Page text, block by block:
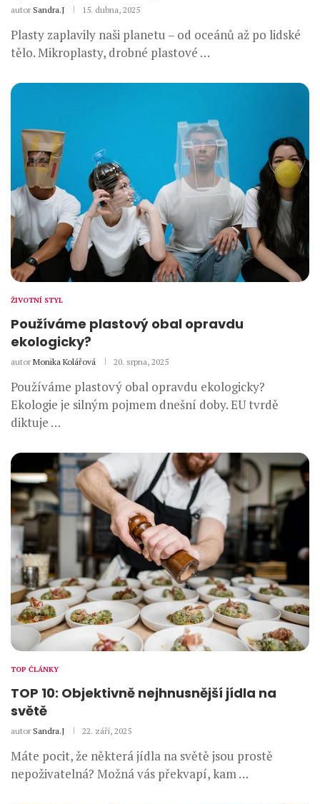
autor Sandra.J 15. dubna, 2025
Plasty zaplavily naši planetu – od oceánů až po lidské
tělo. Mikroplasty, drobné plastové …
ŽIVOTNÍ STYL
Používáme plastový obal opravdu
ekologicky?
autor Monika Kolářová 20. srpna, 2025
Používáme plastový obal opravdu ekologicky?
Ekologie je silným pojmem dnešní doby. EU tvrdě
diktuje …
TOP ČLÁNKY
TOP 10: Objektivně nejhnusnější jídla na
světě
autor Sandra.J 22. září, 2025
Máte pocit, že některá jídla na světě jsou prostě
nepoživatelná? Možná vás překvapí, kam …